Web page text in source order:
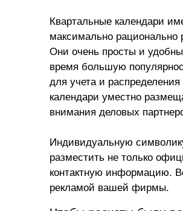
Квартальные календари
максимально рационально
Они очень просты и
время большую
для учета и
календари уместно
внимания деловых
Индивидуальную
разместить не только
контактную информацию.
рекламой вашей фирмы.